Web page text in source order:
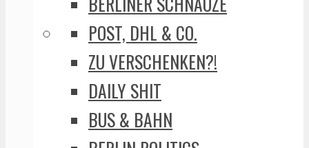
POST, DHL & CO.
ZU VERSCHENKEN?!
DAILY SHIT
BUS & BAHN